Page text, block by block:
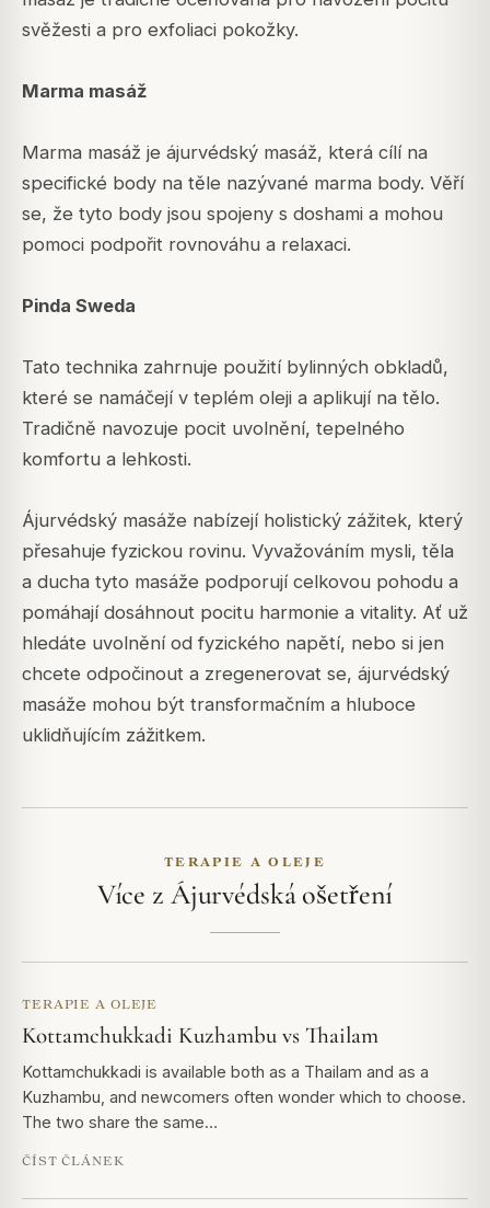
svěžesti a pro exfoliaci pokožky.
Marma masáž
Marma masáž je ájurvédský masáž, která cílí na
specifické body na těle nazývané marma body. Věří
se, že tyto body jsou spojeny s doshami a mohou
pomoci podpořit rovnováhu a relaxaci.
Pinda Sweda
Tato technika zahrnuje použití bylinných obkladů,
které se namáčejí v teplém oleji a aplikují na tělo.
Tradičně navozuje pocit uvolnění, tepelného
komfortu a lehkosti.
Ájurvédský masáže nabízejí holistický zážitek, který
přesahuje fyzickou rovinu. Vyvažováním mysli, těla
a ducha tyto masáže podporují celkovou pohodu a
pomáhají dosáhnout pocitu harmonie a vitality. Ať už
hledáte uvolnění od fyzického napětí, nebo si jen
chcete odpočinout a zregenerovat se, ájurvédský
masáže mohou být transformačním a hluboce
uklidňujícím zážitkem.
TERAPIE A OLEJE
Více z Ájurvédská ošetření
TERAPIE A OLEJE
Kottamchukkadi Kuzhambu vs Thailam
Kottamchukkadi is available both as a Thailam and as a
Kuzhambu, and newcomers often wonder which to choose.
The two share the same…
ČÍST ČLÁNEK